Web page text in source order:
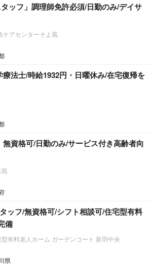
タッフ」調理師免許必須/日勤のみ/デイサ
ケアセンターそよ風
法士/時給1932円・日曜休み/在宅復帰を
無資格可/日勤のみ/サービス付き高齢者向
苑
ッフ/無資格可/シフト相談可/住宅型有料
備
有料老人ホーム ガーデンコート 新羽中央
県